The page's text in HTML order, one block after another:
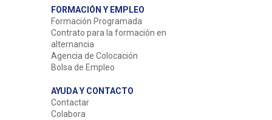
FORMACIÓN Y EMPLEO
Formación Programada
Contrato para la formación en
alternancia
Agencia de Colocación
Bolsa de Empleo
AYUDA Y CONTACTO
Contactar
Colabora